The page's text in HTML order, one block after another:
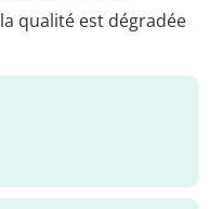
qualité est dégradée